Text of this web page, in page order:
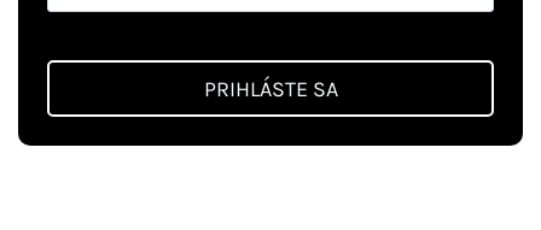
pole
PRIHLÁSTE SA